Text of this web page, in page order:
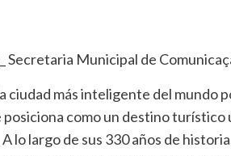
ciudad más inteligente del mundo
posiciona como un destino
lo largo de sus 330 años de